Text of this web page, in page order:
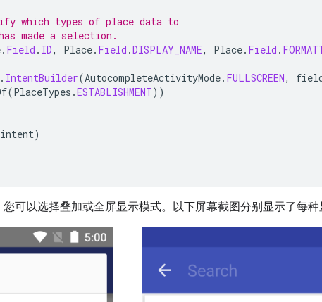
which types of place data to
made a selection.
. Field . ID, Place. Field .DISPLAY_NAME, Place. Field .
. IntentBuilder(AutocompleteActivityMode. FULLSCREEN,
(PlaceTypes .ESTABLISHMENT))
intent)
可以选择叠加或全屏显示模式。以下屏幕截图分别显示了每种